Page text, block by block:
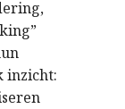
inzicht: